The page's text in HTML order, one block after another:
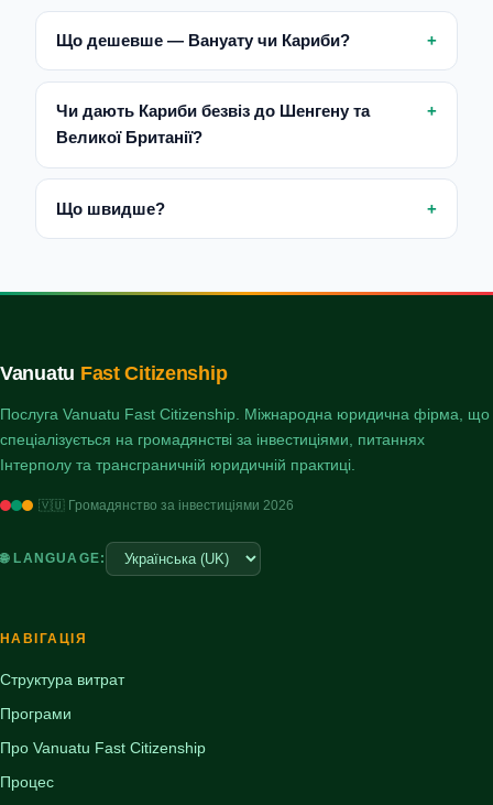
Що дешевше — Вануату чи Кариби?
Чи дають Кариби безвіз до Шенгену та
Великої Британії?
Що швидше?
Vanuatu Fast Citizenship
Послуга Vanuatu Fast Citizenship. Міжнародна юридична фірма, що
спеціалізується на громадянстві за інвестиціями, питаннях
Інтерполу та трансграничній юридичній практиці.
🇻🇺 Громадянство за інвестиціями 2026
🌐 LANGUAGE:
НАВІГАЦІЯ
Структура витрат
Програми
Про Vanuatu Fast Citizenship
Процес